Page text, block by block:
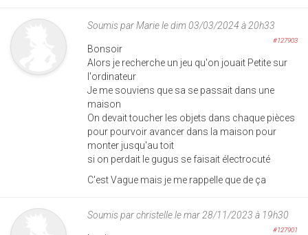
Soumis parMariele dim 03/03/2024 à 20h33
#127903
Bonsoir
Alors je recherche un jeu qu'on jouait Petite sur
l'ordinateur
Je me souviens que sa se passait dans une
maison
On devait toucher les objets dans chaque pièces
pour pourvoir avancer dans la maison pour
monter jusqu'au toit
si on perdait le gugus se faisait électrocuté
C'est Vague mais je me rappelle que de ça
Soumis parchristellele mar 28/11/2023 à 19h30
#127901